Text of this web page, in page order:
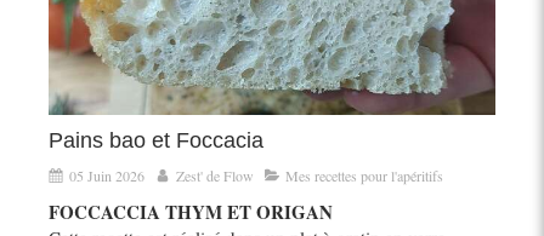
Pains bao et Foccacia
05 Juin 2026 Zest' de Flow Mes recettes pour l'apéritifs
FOCCACCIA THYM ET ORIGAN